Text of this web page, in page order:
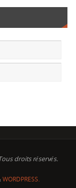
droits réservés.
WORDPRESS.